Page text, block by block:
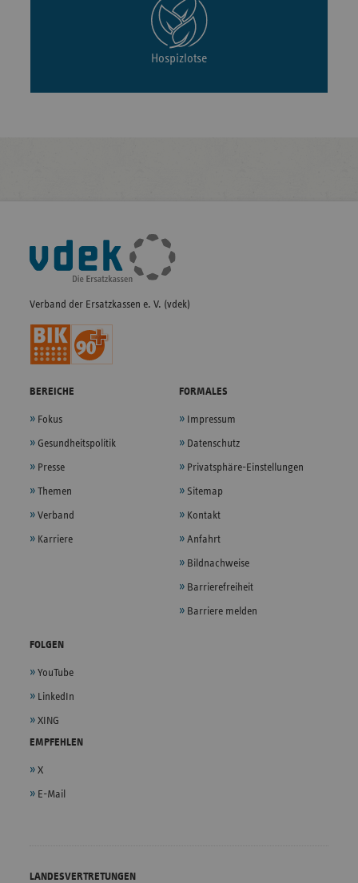
Hospizlotse
Fußleisten-
Navigation
Verband der Ersatzkassen e. V. (vdek)
BEREICHE
Fokus
Gesundheitspolitik
Presse
Themen
Verband
Karriere
FORMALES
Impressum
Datenschutz
Privatsphäre-Einstellungen
Sitemap
Kontakt
Anfahrt
Bildnachweise
Barrierefreiheit
Barriere melden
FOLGEN
YouTube
LinkedIn
XING
EMPFEHLEN
X
E-Mail
LANDESVERTRETUNGEN